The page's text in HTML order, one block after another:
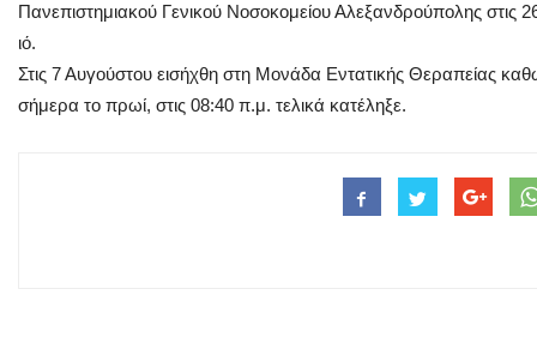
Πανεπιστημιακού Γενικού Νοσοκομείου Αλεξανδρούπολης στις
ιό.
Στις 7 Αυγούστου εισήχθη στη Μονάδα Εντατικής Θεραπείας
σήμερα το πρωί, στις 08:40 π.μ. τελικά κατέληξε.